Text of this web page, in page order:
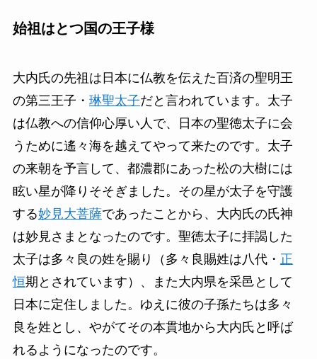
始祖はとつ国の王子様
大内氏の先祖は日本に仏教を伝えた百済の聖明王
の第三王子・ 琳聖太子だと言われています。太子
は仏教への信仰心厚い人で、日本の聖徳太子に会
うために遙々海を越えてやって来たのです。太子
の来朝を予言して、都濃郡にあった松の大樹には
眩い星が降りそそぎました。その星が太子を守護
する妙見大菩薩であったことから、大内氏の氏神
は妙見さまとなったのです。聖徳太子に拝謁した
太子は多々良の姓を賜り（多々良賜姓は八代・ 正
恒期とされています）、また大内県を采邑として
日本に定住しました。ゆえに彼の子孫たちは多々
良を姓とし、やがてその本貫地から大内氏と呼ば
れるようになったのです。